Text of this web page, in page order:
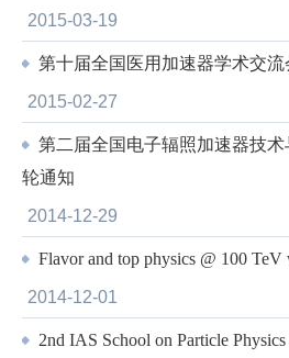
2015-03-19
第十届全国医用加速器学术交
2015-02-27
第二届全国电子辐照加速器技
轮通知
2014-12-29
Flavor and top physics @ 100 TeV
2014-12-01
2nd IAS School on Particle